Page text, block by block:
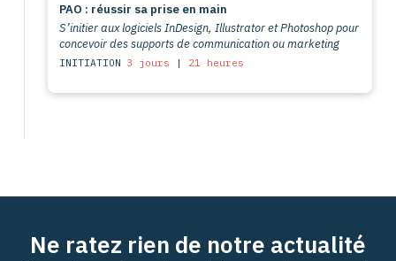
PAO : réussir sa prise en main
S’initier aux logiciels InDesign, Illustrator et Photoshop pour
concevoir des supports de communication ou marketing
INITIATION 3 jours | 21 heures
Ne ratez rien de notre actualité